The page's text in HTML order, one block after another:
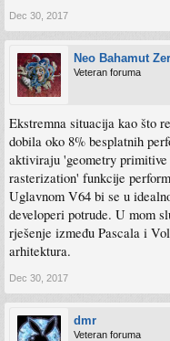
Dec 30, 2017
Neo Bahamut
Veteran foruma
Ekstremna situacija kao što
dobila oko 8% besplatnih
aktiviraju 'geometry
rasterization' funkcije
Uglavnom V64 bi se u
developeri potrude. U mom
rješenje između Pascala i
arhitektura.
Dec 30, 2017
dmr
Veteran foruma